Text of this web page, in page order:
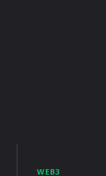
WEB3